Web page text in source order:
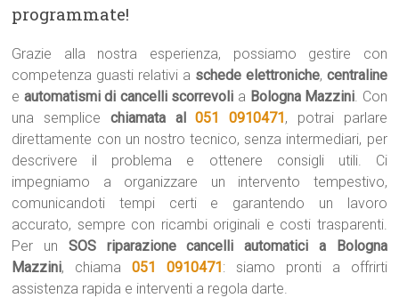
programmate!
Grazie alla nostra esperienza, possiamo gestire con
competenza guasti relativi a schede elettroniche, centraline
e automatismi di cancelli scorrevoli a Bologna Mazzini. Con
una semplice chiamata al051 0910471, potrai parlare
direttamente con un nostro tecnico, senza intermediari, per
descrivere il problema e ottenere consigli utili. Ci
impegniamo a organizzare un intervento tempestivo,
comunicandoti tempi certi e garantendo un lavoro
accurato, sempre con ricambi originali e costi trasparenti.
Per un SOS riparazione cancelli automatici a Bologna
Mazzini, chiama051 0910471: siamo pronti a offrirti
assistenza rapida e interventi a regola darte.